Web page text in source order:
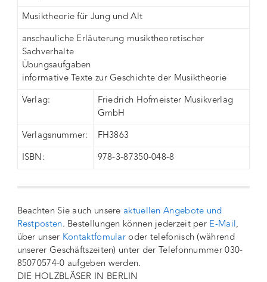
Musiktheorie für Jung und Alt
anschauliche Erläuterung musiktheoretischer
Sachverhalte
Übungsaufgaben
informative Texte zur Geschichte der Musiktheorie
Verlag:
Friedrich Hofmeister Musikverlag
GmbH
Verlagsnummer: FH3863
ISBN: 978-3-87350-048-8
Beachten Sie auch unsere aktuellen Angebote und
Restposten. Bestellungen können jederzeit per E-Mail,
über unser Kontaktfomular oder telefonisch (während
unserer Geschäftszeiten) unter der Telefonnummer 030-
85070574-0 aufgeben werden.
DIE HOLZBLÄSER IN BERLIN